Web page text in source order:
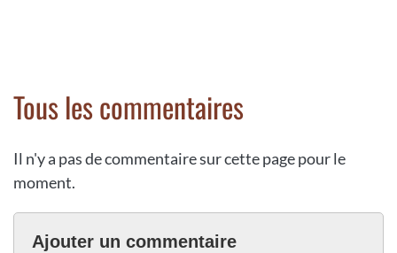
Tous les commentaires
Il n'y a pas de commentaire sur cette page pour le
moment.
Ajouter un commentaire